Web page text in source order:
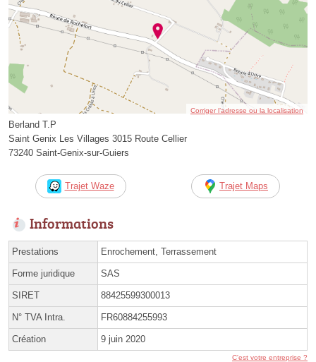
Corriger l’adresse ou la localisation
Berland T.P
Saint Genix Les Villages 3015 Route Cellier
73240 Saint-Genix-sur-Guiers
Trajet Waze Trajet Maps
Informations
Prestations Enrochement, Terrassement
Forme juridique SAS
SIRET 88425599300013
N° TVA Intra. FR60884255993
Création 9 juin 2020
C'est votre entreprise ?